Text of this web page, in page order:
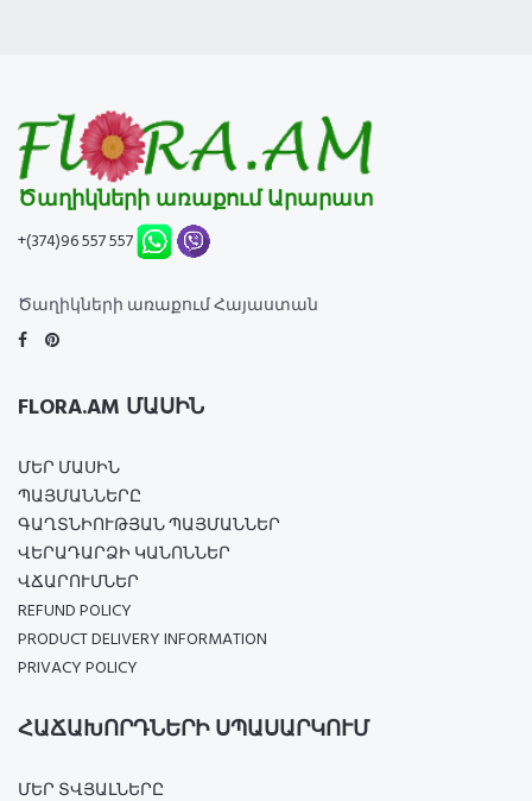
Ծաղիկների առաքում Արարատ
+(374)96 557 557
Ծաղիկների առաքում Հայաստան
FLORA.AM ՄԱՍԻՆ
ՄԵՐ ՄԱՍԻՆ
ՊԱՅՄԱՆՆԵՐԸ
ԳԱՂՏՆԻՈՒԹՅԱՆ ՊԱՅՄԱՆՆԵՐ
ՎԵՐԱԴԱՐՁԻ ԿԱՆՈՆՆԵՐ
ՎՃԱՐՈՒՄՆԵՐ
REFUND POLICY
PRODUCT DELIVERY INFORMATION
PRIVACY POLICY
ՀԱՃԱԽՈՐԴՆԵՐԻ ՍՊԱՍԱՐԿՈՒՄ
ՄԵՐ ՏՎՅԱԼՆԵՐԸ